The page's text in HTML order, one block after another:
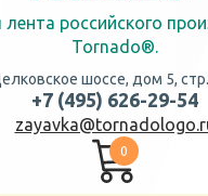
лента российского
Tornado®.
шоссе, дом 5,
+7 (495) 626-29-54
0